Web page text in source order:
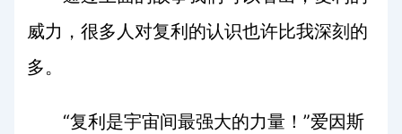
威力，很多人对复利的认识也许比我深刻的
多。
“复利是宇宙间最强大的力量！”爱因斯